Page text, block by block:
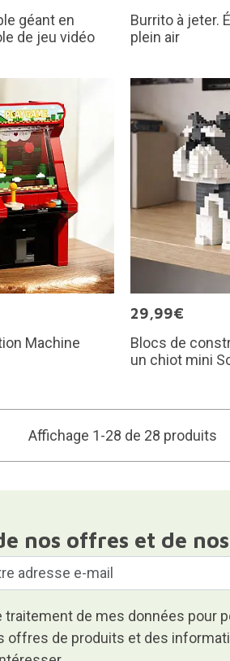
géant en
de jeu vidéo
Burrito à jeter.
plein air
Machine
29,99€
Blocs de
un chiot mini
Affichage 1-28 de 28 produits
nos offres et de
traitement de mes données pour
offres de produits et des